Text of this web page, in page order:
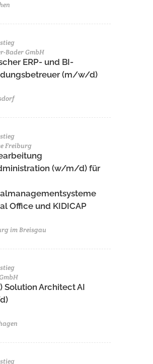
Bader GmbH
ERP- und BI-
(m/w/d)
Freiburg
(w/m/d) für
Office und KIDICAP
im Breisgau
Solution Architect AI